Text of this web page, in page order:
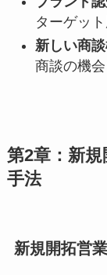
ターゲッ
新しい商
商談の機会
第2章：新
手法
新規開拓営